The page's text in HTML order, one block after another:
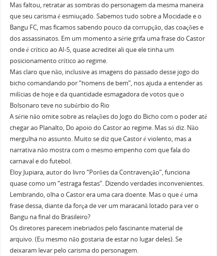
Mas faltou, retratar as sombras do personagem da mesma maneira
que seu carisma é esmiuçado. Sabemos tudo sobre a Mocidade e o
Bangu FC, mas ficamos sabendo pouco da corrupção, das coações e
dos assassinatos. Em um momento a série grifa uma frase do Castor
onde é crítico ao AI-5, quase acreditei ali que ele tinha um
posicionamento crítico ao regime.
Mas claro que não, inclusive as imagens do passado desse jogo do
bicho comandando por “homens de bem”, nos ajuda a entender as
milícias de hoje e da quantidade esmagadora de votos que o
Bolsonaro teve no subúrbio do Rio
A série não omite sobre as relações do Jogo do Bicho com o poder até
chegar ao Planalto, Do apoio do Castor ao regime. Mas só diz. Não
mergulha no assunto. Muito se diz que Castor é violento, mas a
narrativa não mostra com o mesmo empenho com que fala do
carnaval e do futebol.
Eloy Jupiara, autor do livro “Porões da Contravenção”, funciona
quase como um “estraga festas”. Dizendo verdades inconvenientes.
Lembrando, olha o Castor era uma cara doente. Mas o que é uma
frase dessa, diante da força de ver um maracanã lotado para ver o
Bangu na final do Brasileiro?
Os diretores parecem inebriados pelo fascinante material de
arquivo. (Eu mesmo não gostaria de estar no lugar deles). Se
deixaram levar pelo carisma do personagem.